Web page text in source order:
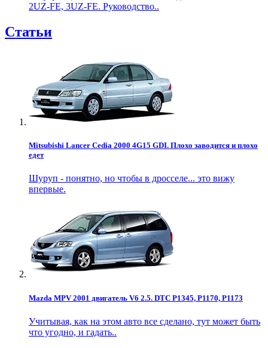
2UZ-FE, 3UZ-FE. Руководство..
Статьи
Mitsubishi Lancer Cedia 2000 4G15 GDI. Плохо заводится и плохо
едет
Шуруп - понятно, но чтобы в дросселе... это вижу
впервые.
Mazda MPV 2001 двигатель V6 2.5. DTC P1345, P1170, P1173
Учитывая, как на этом авто все сделано, тут может быть
что угодно, и гадать..